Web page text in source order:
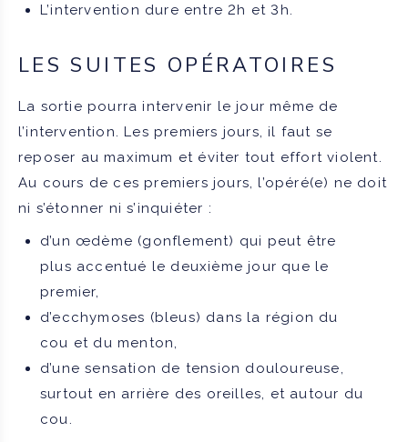
L’intervention dure entre 2h et 3h.
LES SUITES OPÉRATOIRES
La sortie pourra intervenir le jour même de
l’intervention. Les premiers jours, il faut se
reposer au maximum et éviter tout effort violent.
Au cours de ces premiers jours, l’opéré(e) ne doit
ni s’étonner ni s’inquiéter :
d’un œdème (gonflement) qui peut être
plus accentué le deuxième jour que le
premier,
d’ecchymoses (bleus) dans la région du
cou et du menton,
d’une sensation de tension douloureuse,
surtout en arrière des oreilles, et autour du
cou.